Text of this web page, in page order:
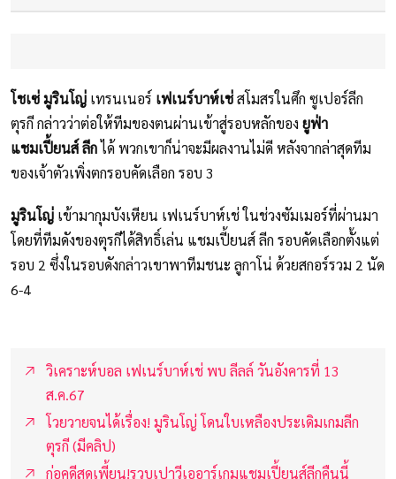
โชเซ่ มูรินโญ่ เทรนเนอร์ เฟเนร์บาห์เช่สโมสรในศึก ซูเปอร์ลีก
ตุรกี กล่าวว่าต่อให้ทีมของตนผ่านเข้าสู่รอบหลักของ ยูฟ่า
แชมเปี้ยนส์ ลีกได้ พวกเขาก็น่าจะมีผลงานไม่ดี หลังจากล่าสุดทีม
ของเจ้าตัวเพิ่งตกรอบคัดเลือก รอบ 3
มูรินโญ่ เข้ามากุมบังเหียน เฟเนร์บาห์เช่ ในช่วงซัมเมอร์ที่ผ่านมา
โดยที่ทีมดังของตุรกีได้สิทธิ์เล่น แชมเปี้ยนส์ ลีก รอบคัดเลือกตั้งแต่
รอบ 2 ซึ่งในรอบดังกล่าวเขาพาทีมชนะ ลูกาโน่ ด้วยสกอร์รวม 2 นัด
6-4
วิเคราะห์บอล เฟเนร์บาห์เช่ พบ ลีลล์ วันอังคารที่ 13
ส.ค.67
โวยวายจนได้เรื่อง! มูรินโญ่ โดนใบเหลืองประเดิมเกมลีก
ตุรกี (มีคลิป)
ก่อคดีสุดเพี้ยน!รวบเปาวีเออาร์เกมแชมเปี้ยนส์ลีกคืนนี้